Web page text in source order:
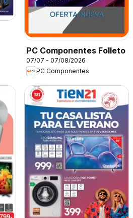
PC Componentes Folleto
07/07 - 07/08/2026
PC Componentes